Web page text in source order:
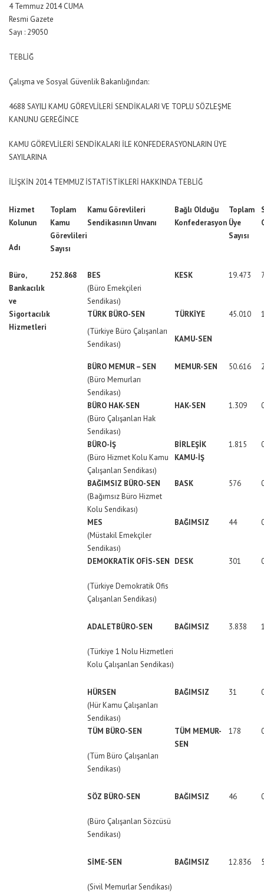
4 Temmuz 2014 CUMA
Resmi Gazete
Sayı : 29050
TEBLİĞ
Çalışma ve Sosyal Güvenlik Bakanlığından:
4688 SAYILI KAMU GÖREVLİLERİ SENDİKALARI VE TOPLU SÖZLEŞME
KANUNU GEREĞİNCE
KAMU GÖREVLİLERİ SENDİKALARI İLE KONFEDERASYONLARIN ÜYE
SAYILARINA
İLİŞKİN 2014 TEMMUZ İSTATİSTİKLERİ HAKKINDA TEBLİĞ
Hizmet
Kolunun
Adı
Toplam
Kamu
Görevlileri
Sayısı
Kamu Görevlileri
Sendikasının Unvanı
Bağlı Olduğu
Konfederasyon
Toplam
Üye
Sayısı
Büro,
Bankacılık
ve
Sigortacılık
Hizmetleri
252.868
BES
(Büro Emekçileri
Sendikası)
KESK 19.473
TÜRK BÜRO-SEN TÜRKİYE
KAMU-SEN
45.010
(Türkiye Büro Çalışanları
Sendikası)
BÜRO MEMUR – SEN MEMUR-SEN 50.616
(Büro Memurları
Sendikası)
BÜRO HAK-SEN
HAK-SEN 1.309
(Büro Çalışanları Hak
Sendikası)
BÜRO-İŞ
BİRLEŞİK
KAMU-İŞ
1.815
(Büro Hizmet Kolu Kamu
Çalışanları Sendikası)
BAĞIMSIZ BÜRO-SEN
BASK 576
(Bağımsız Büro Hizmet
Kolu Sendikası)
MES
BAĞIMSIZ 44
(Müstakil Emekçiler
Sendikası)
DEMOKRATİK OFİS-SEN
(Türkiye Demokratik Ofis
Çalışanları Sendikası)
DESK 301
ADALETBÜRO-SEN
(Türkiye 1 Nolu Hizmetleri
Kolu Çalışanları Sendikası)
BAĞIMSIZ 3.838
HÜRSEN
(Hür Kamu Çalışanları
Sendikası)
BAĞIMSIZ 31
TÜM BÜRO-SEN
(Tüm Büro Çalışanları
Sendikası)
TÜM MEMUR-
SEN
178
SÖZ BÜRO-SEN
(Büro Çalışanları Sözcüsü
Sendikası)
BAĞIMSIZ 46
SİME-SEN
(Sivil Memurlar Sendikası)
BAĞIMSIZ 12.836